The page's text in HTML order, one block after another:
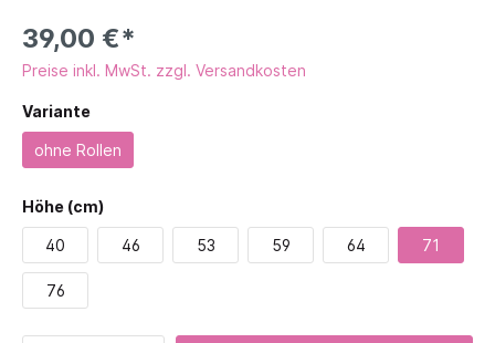
39,00 €*
Preise inkl. MwSt. zzgl. Versandkosten
Variante
ohne Rollen
Höhe (cm)
40 46 53 59 64 71
76